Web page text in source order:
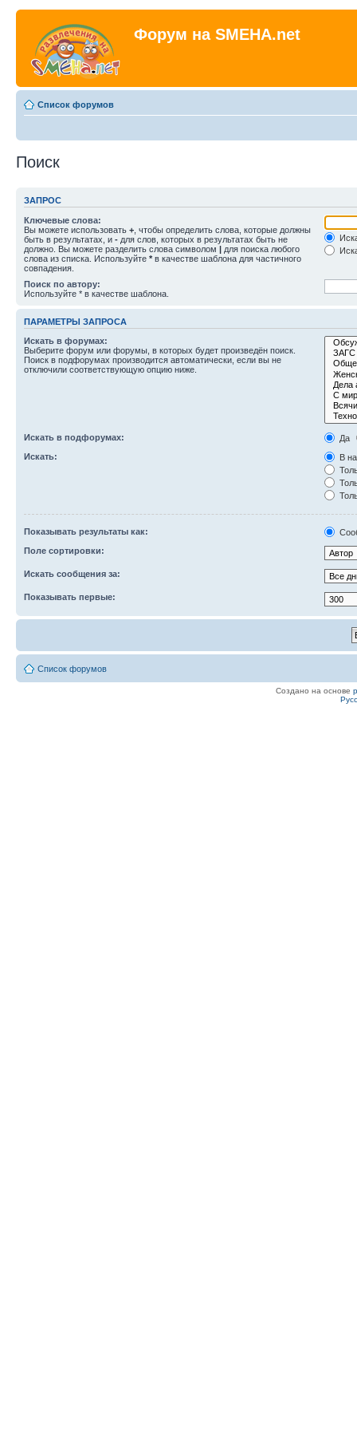
Форум на SMEHA.net
Список форумов
Поиск
ЗАПРОС
Ключевые слова:
Вы можете использовать + , чтобы определить слова, которые должны
быть в результатах, и - для слов, которых в результатах быть не
должно. Вы можете разделить слова символом | для поиска любого
слова из списка. Используйте * в качестве шаблона для частичного
совпадения.
Поиск по автору:
Используйте * в качестве шаблона.
ПАРАМЕТРЫ ЗАПРОСА
Искать в форумах:
Выберите форум или форумы, в которых будет произведён поиск.
Поиск в подфорумах производится автоматически, если вы не
отключили соответствующую опцию ниже.
Искать в подфорумах:
Да
Искать:
В
Показывать результаты как:
Поле сортировки:
Искать сообщения за:
Показывать первые:
Список форумов
Создано на основе